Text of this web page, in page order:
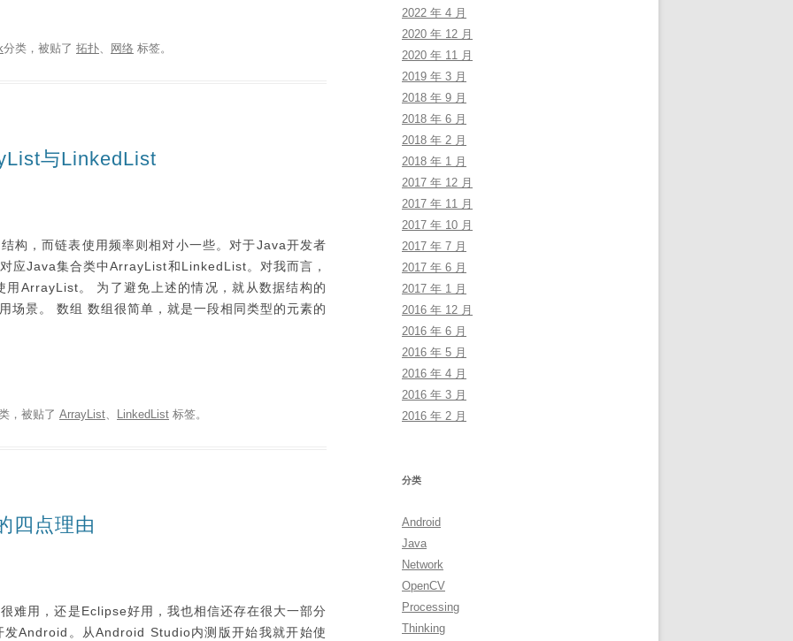
分类，被贴了 拓扑、 网络 标签。
与LinkedList
构，而链表使用频率则相对小一些。对于Java开发者
应Java集合类中ArrayList和LinkedList。对我而言，
ArrayList。 为了避免上述的情况，就从数据结构的
场景。 数组 数组很简单，就是一段相同类型的元素的
，被贴了 ArrayList、 LinkedList 标签。
四点理由
难用，还是Eclipse好用，我也相信还存在很大一部分
Android。从Android Studio内测版开始我就开始使
2022 年 4 月
2020 年 12 月
2020 年 11 月
2019 年 3 月
2018 年 9 月
2018 年 6 月
2018 年 2 月
2018 年 1 月
2017 年 12 月
2017 年 11 月
2017 年 10 月
2017 年 7 月
2017 年 6 月
2017 年 1 月
2016 年 12 月
2016 年 6 月
2016 年 5 月
2016 年 4 月
2016 年 3 月
2016 年 2 月
分类
Android
Java
Network
OpenCV
Processing
Thinking